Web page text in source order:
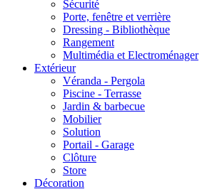
Sécurité
Porte, fenêtre et verrière
Dressing - Bibliothèque
Rangement
Multimédia et Electroménager
Extérieur
Véranda - Pergola
Piscine - Terrasse
Jardin & barbecue
Mobilier
Solution
Portail - Garage
Clôture
Store
Décoration